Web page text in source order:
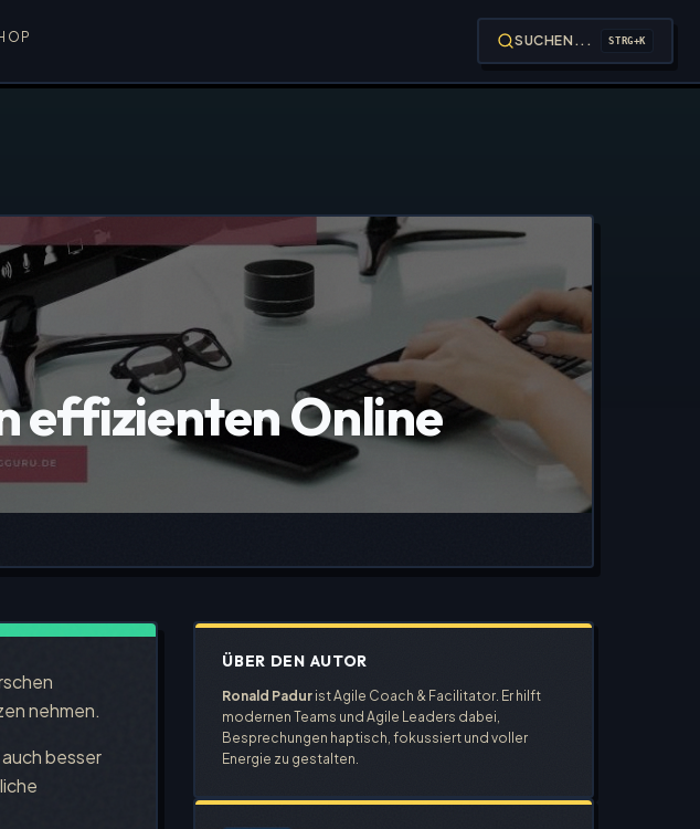
SUCHEN... STRG+K
effizienten Online
nehmen.
besser
ÜBER DEN AUTOR
Ronald Padur ist Agile Coach & Facilitator. Er hilft
modernen Teams und Agile Leaders dabei,
Besprechungen haptisch, fokussiert und voller
Energie zu gestalten.